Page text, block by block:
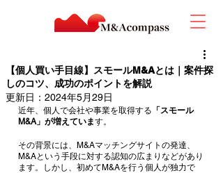
【個人買い手目線】スモールM&Aとは｜案件探
しのコツ、成功のポイントを解説
更新日： 2024年5月29日
近年、個人で会社や事業を取得する 「スモール
M&A」が増えています。
その背景には、M&Aマッチングサイトの発達、
M&Aという手段に対する認知の広まりなどがあり
ます。しかし、初めてM&Aを行う個人が独力で